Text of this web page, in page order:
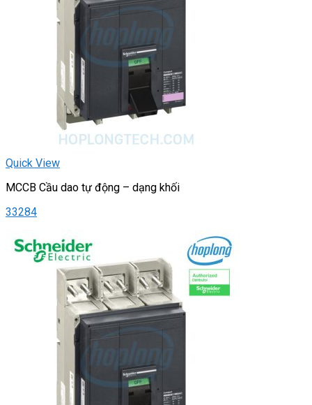
Quick View
MCCB Cầu dao tự động – dạng khối
33284